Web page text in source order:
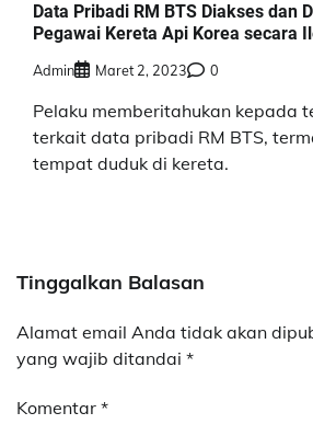
Data Pribadi RM BTS Diakses dan
Pegawai Kereta Api Korea secara
Admin Maret 2, 2023 0
Pelaku memberitahukan kepada
terkait data pribadi RM BTS,
tempat duduk di kereta.
Tinggalkan Balasan
Alamat email Anda tidak akan
yang wajib ditandai *
Komentar *